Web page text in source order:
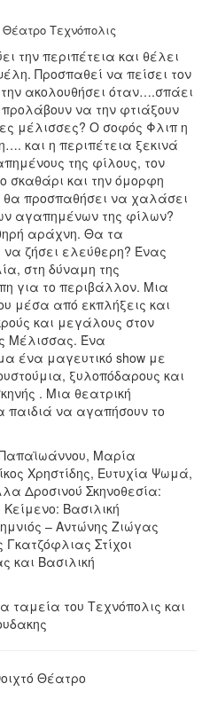
Τεχνόπολις
την περιπέτεια και θέλει
Προσπαθεί να πείσει τον
ακολουθήσει όταν….σπάει
να την φτιάξουν
μέλισσες? Ο σοφός Φλιπ η
και η περιπέτεια ξεκινά
της φίλους, τον
σκαθάρι και την όμορφη
θα προσπαθήσει να χαλάσει
αγαπημένων της φίλων?
αράχνη. Θα τα
ζήσει ελεύθερη? Ένας
στη δύναμη της
για το περιβάλλον. Μια
μέσα από εκπλήξεις και
και μεγάλους στον
Μέλισσας. Ένα
ένα μαγευτικό show με
ξυλοπόδαρους και
. Μια θεατρική
παιδιά να αγαπήσουν το
Μαρία
Χρηστίδης, Ευτυχία Ψωμά,
Δροσινού Σκηνοθεσία:
Βασιλική
– Αντώνης Ζιώγας
Στίχοι
και Βασιλική
ταμεία του Τεχνόπολις και
Θέατρο